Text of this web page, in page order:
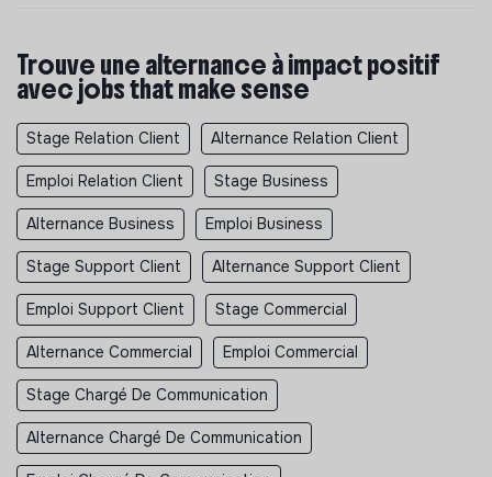
Trouve une alternance à impact positif
avec jobs that make sense
Stage Relation Client Alternance Relation Client
Emploi Relation Client Stage Business
Alternance Business Emploi Business
Stage Support Client Alternance Support Client
Emploi Support Client Stage Commercial
Alternance Commercial Emploi Commercial
Stage Chargé De Communication
Alternance Chargé De Communication